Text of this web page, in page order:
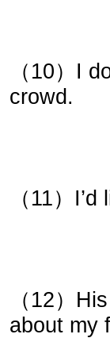
（10）I
crowd.
（11）
（12）
about my